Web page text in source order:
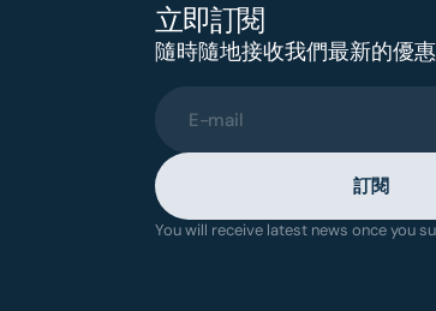
立即訂閱
隨時隨地接收我們最新的優
E-mail
訂閱
You will receive latest news once you